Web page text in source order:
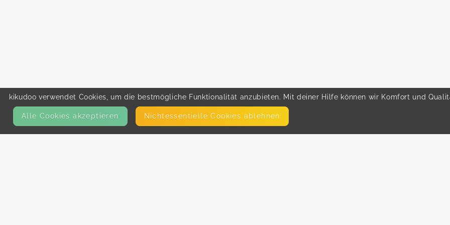
kikudoo verwendet Cookies, um die bestmögliche Funktionalität anzubieten. Mit deiner Hilfe können wir Komfort und
Alle Cookies akzeptieren Nicht­essentielle Cookies ablehnen